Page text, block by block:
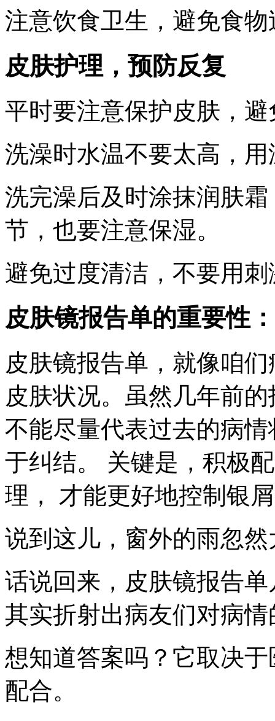
注意饮食卫生，避免食物
皮肤护理，预防反复
平时要注意保护皮肤，
洗澡时水温不要太高，
洗完澡后及时涂抹润肤
节，也要注意保湿。
避免过度清洁，不要用
皮肤镜报告单的重要性：
皮肤镜报告单，就像咱
皮肤状况。虽然几年前
不能尽量代表过去的病
于纠结。 关键是，积极
理， 才能更好地控制银
说到这儿，窗外的雨忽然
话说回来，皮肤镜报告
其实折射出病友们对病
想知道答案吗？它取决
配合。